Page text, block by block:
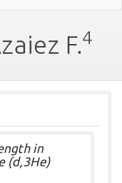
F.4
in
(d,3He)